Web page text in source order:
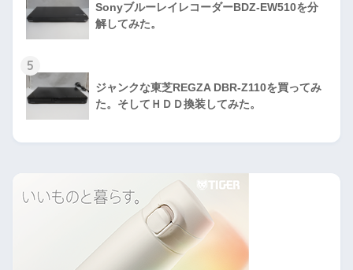
SonyブルーレイレコーダーBDZ-EW510を分
解してみた。
5
ジャンクな東芝REGZA DBR-Z110を買ってみ
た。そしてＨＤＤ換装してみた。